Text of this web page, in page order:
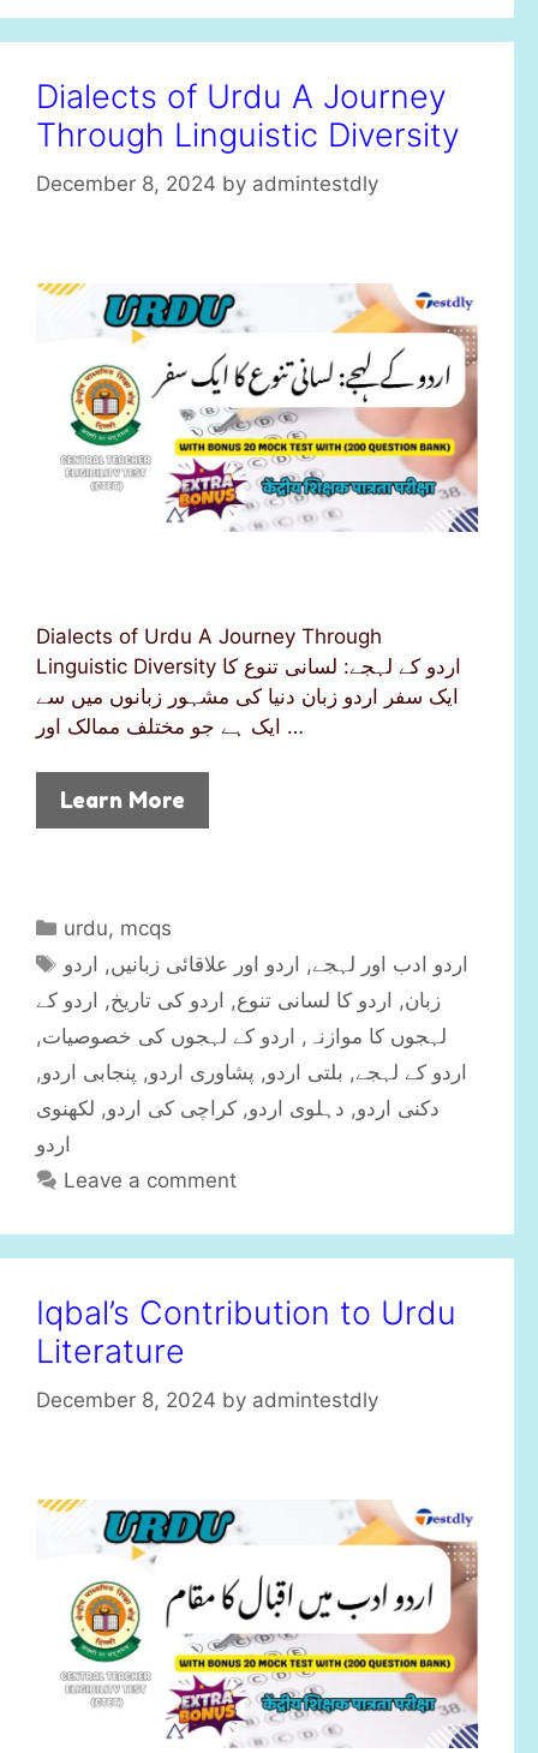
Dialects of Urdu A Journey
Through Linguistic Diversity
December 8, 2024 by admintestdly
Dialects of Urdu A Journey Through
Linguistic Diversity اردو کے لہجے: لسانی تنوع کا
ایک سفر اردو زبان دنیا کی مشہور زبانوں میں سے
ایک ہے جو مختلف ممالک اور …
Learn More
C
t
e
g
o
r
i
s
urdu, mcqs
T
g
s
اردو ادب اور لہجے, اردو اور علاقائی زبانیں, اردو
زبان, اردو کا لسانی تنوع, اردو کی تاریخ, اردو کے
لہجوں کا موازنہ , اردو کے لہجوں کی خصوصیات,
اردو کے لہجے, بلتی اردو, پشاوری اردو, پنجابی اردو,
دکنی اردو, دہلوی اردو, کراچی کی اردو, لکھنوی
اردو
Leave a comment
Iqbal’s Contribution to Urdu
Literature
December 8, 2024 by admintestdly